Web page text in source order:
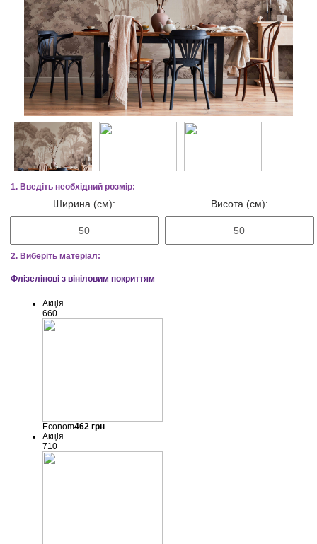
1. Введіть необхідний розмір:
Ширина (см): Висота (см):
2. Виберіть матеріал:
Флізелінові з вініловим покриттям
Акція
660
Econom462грн
Акція
710